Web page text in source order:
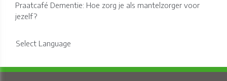
Praatcafé Dementie: Hoe zorg je als mantelzorger voor
jezelf?
Select Language